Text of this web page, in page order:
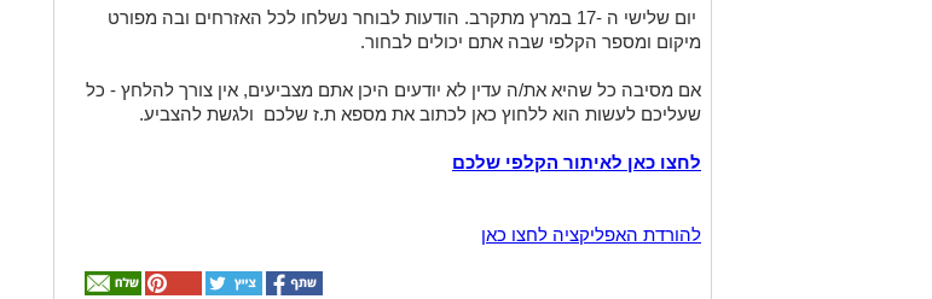
יום שלישי ה -17 במרץ מתקרב. הודעות לבוחר נשלחו לכל האזרחים ובה מפורט
מיקום ומספר הקלפי שבה אתם יכולים לבחור.
אם מסיבה כל שהיא את/ה עדין לא יודעים היכן אתם מצביעים, אין צורך להלחץ - כל
שעליכם לעשות הוא ללחוץ כאן לכתוב את מספא ת.ז שלכם ולגשת להצביע.
לחצו כאן לאיתור הקלפי שלכם
להורדת האפליקציה לחצו כאן